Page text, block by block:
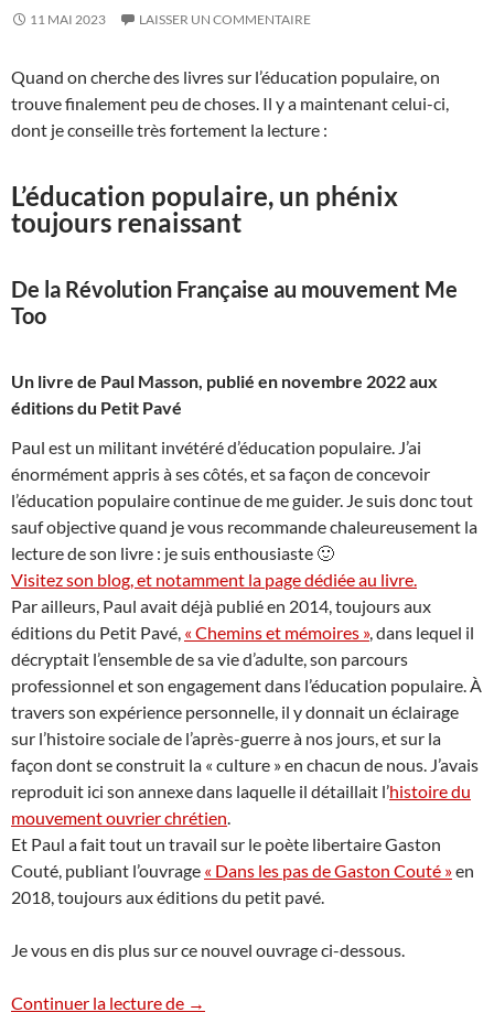
11 MAI 2023 LAISSER UN COMMENTAIRE
Quand on cherche des livres sur l’éducation populaire, on
trouve finalement peu de choses. Il y a maintenant celui-ci,
dont je conseille très fortement la lecture :
L’éducation populaire, un phénix
toujours renaissant
De la Révolution Française au mouvement Me
Too
Un livre de Paul Masson, publié en novembre 2022 aux
éditions du Petit Pavé
Paul est un militant invétéré d’éducation populaire. J’ai
énormément appris à ses côtés, et sa façon de concevoir
l’éducation populaire continue de me guider. Je suis donc tout
sauf objective quand je vous recommande chaleureusement la
lecture de son livre : je suis enthousiaste 🙂
Visitez son blog, et notamment la page dédiée au livre.
Par ailleurs, Paul avait déjà publié en 2014, toujours aux
éditions du Petit Pavé, « Chemins et mémoires », dans lequel il
décryptait l’ensemble de sa vie d’adulte, son parcours
professionnel et son engagement dans l’éducation populaire. À
travers son expérience personnelle, il y donnait un éclairage
sur l’histoire sociale de l’après-guerre à nos jours, et sur la
façon dont se construit la « culture » en chacun de nous. J’avais
reproduit ici son annexe dans laquelle il détaillait l’histoire du
mouvement ouvrier chrétien.
Et Paul a fait tout un travail sur le poète libertaire Gaston
Couté, publiant l’ouvrage « Dans les pas de Gaston Couté »en
2018, toujours aux éditions du petit pavé.
Je vous en dis plus sur ce nouvel ouvrage ci-dessous.
Continuer la lecture de Histoire et actualité de l’éducation
→